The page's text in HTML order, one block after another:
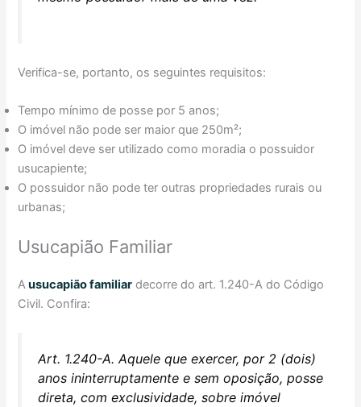
Verifica-se, portanto, os seguintes requisitos:
Tempo mínimo de posse por 5 anos;
O imóvel não pode ser maior que 250m²;
O imóvel deve ser utilizado como moradia o possuidor
usucapiente;
O possuidor não pode ter outras propriedades rurais ou
urbanas;
Usucapião Familiar
Ausucapião familiar decorre do art. 1.240-A do Código
Civil. Confira:
Art. 1.240-A. Aquele que exercer, por 2 (dois)
anos ininterruptamente e sem oposição, posse
direta, com exclusividade, sobre imóvel